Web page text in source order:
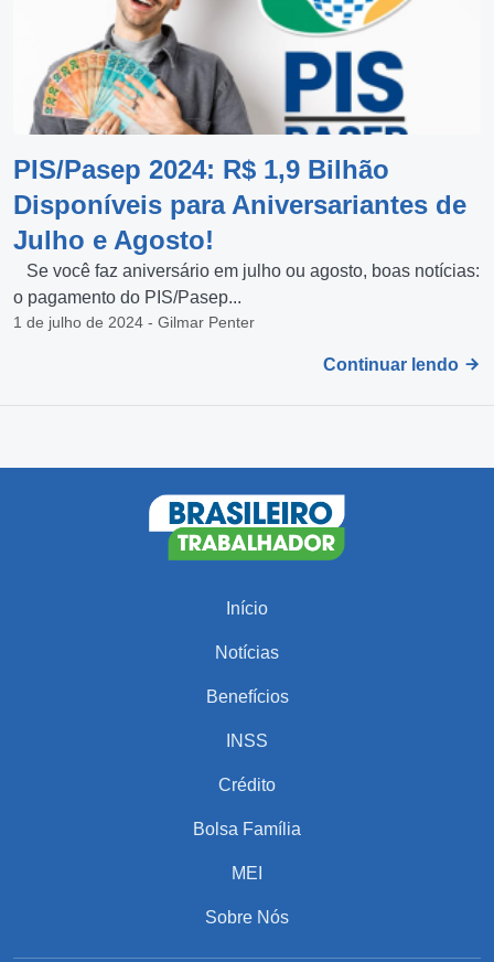
PIS/Pasep 2024: R$ 1,9 Bilhão
Disponíveis para Aniversariantes de
Julho e Agosto!
Se você faz aniversário em julho ou agosto, boas notícias:
o pagamento do PIS/Pasep...
1 de julho de 2024 - Gilmar Penter
Continuar lendo
Início
Notícias
Benefícios
INSS
Crédito
Bolsa Família
MEI
Sobre Nós